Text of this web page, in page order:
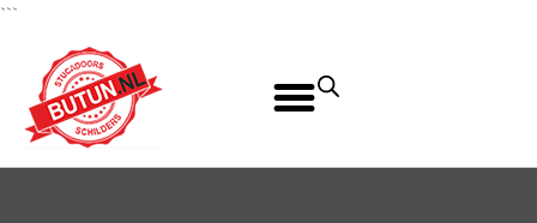
```